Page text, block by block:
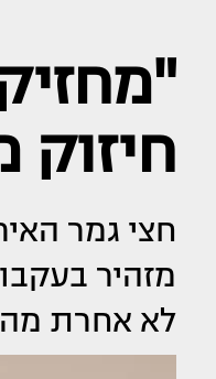
חיזוק
חצי גמר
מזהיר
לא אחרת